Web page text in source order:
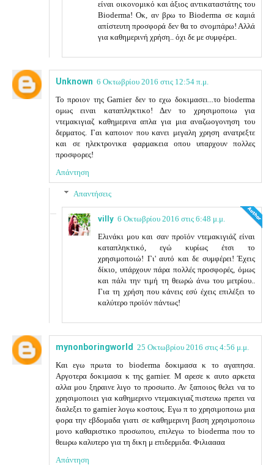
είναι οικονομικό και άξιος αντικαταστάτης του
Bioderma! Οκ, αν βρω το Bioderma σε καμιά
απίστευτη προσφορά δεν θα το σνομπάρω! Αλλά
για καθημερινή χρήση.. όχι δε με συμφέρει.
Unknown 6 Οκτωβρίου 2016 στις 12:54 π.μ.
Το προιον της Garnier δεν το εχω δοκιμασει...το bioderma
ομως ειναι καταπληκτικο! Δεν το χρησιμοποιω για
ντεμακιγιαζ καθημερινα απλα για μια αναζωογονηση του
δερματος. Γαι καποιον που κανει μεγαλη χρηση ανατρεξτε
και σε ηλεκτρονικα φαρμακεια οπου υπαρχουν πολλες
προσφορες!
Απάντηση
Απαντήσεις
villy 6 Οκτωβρίου 2016 στις 6:48 μ.μ.
Ελινάκι μου και σαν προϊόν ντεμακιγιάζ είναι
καταπληκτικό, εγώ κυρίως έτσι το
χρησιμοποιώ! Γι' αυτό και δε συμφέρει! Έχεις
δίκιο, υπάρχουν πάρα πολλές προσφορές, όμως
και πάλι την τιμή τη θεωρώ άνω του μετρίου..
Για τη χρήση που κάνεις εσύ έχεις επιλέξει το
καλύτερο προϊόν πάντως!
mynonboringworld 25 Οκτωβρίου 2016 στις 4:56 μ.μ.
Και εγω πρωτα το bioderma δοκιμασα κ το αγαπησα.
Αργοτερα δοκιμασα κ της garnier. Μ αρεσε κ αυτο αρκετα
αλλα μου ξηραινε λιγο το προσωπο. Αν ξαποιος θελει να το
χρησιμοποιει για καθημερινο ντεμακιγιαζ πιστευω πρεπει να
διαλεξει το garnier λογω κοστους. Εγω π το χρησιμοποιω μια
φορα την εβδομαδα γιατι σε καθημερινη βαση χρησιμοποιω
μονο καθαριστικο προσωπου, επιλεγω το bioderma που το
θεωρω καλυτερο για τη δικη μ επιδερμιδα. Φιλιαααα
Απάντηση